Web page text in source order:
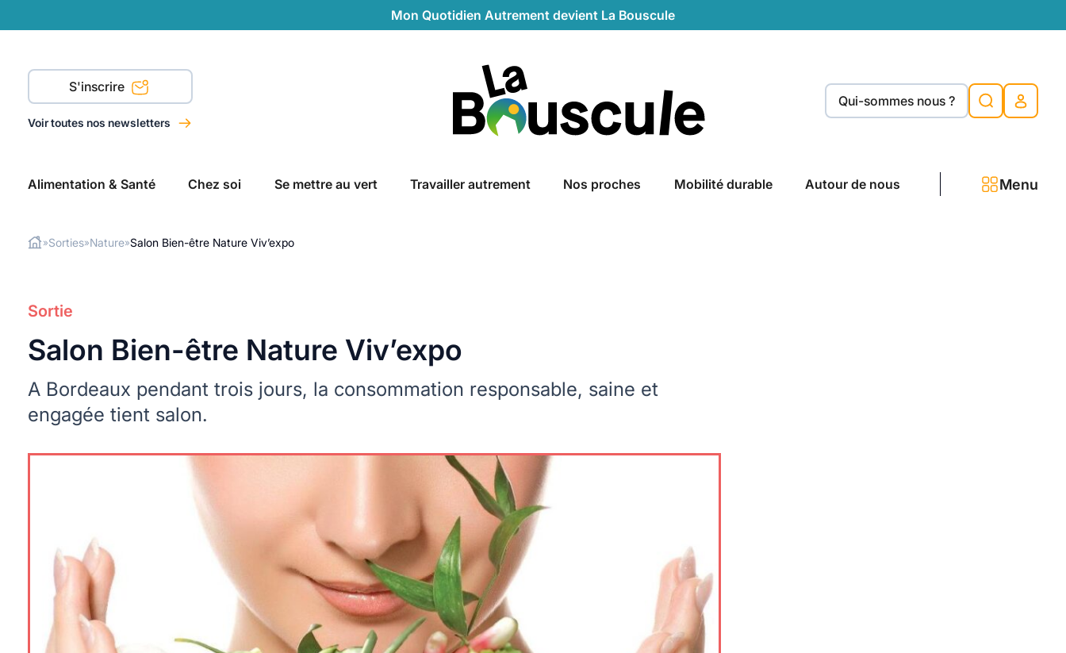
Mon Quotidien Autrement devient La Bouscule
S'inscrire
Voir toutes nos newsletters
Qui-sommes nous ?
Alimentation & Santé Chez soi Se mettre au vert Travailler autrement Nos proches Mobilité durable Autour de nous Menu
»Sorties»Nature»Salon Bien-être Nature Viv’expo
Sortie
Salon Bien-être Nature Viv’expo
A Bordeaux pendant trois jours, la consommation responsable, saine et
engagée tient salon.